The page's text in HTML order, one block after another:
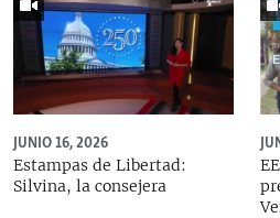
JUNIO 16, 2026
Estampas de Libertad:
Silvina, la consejera